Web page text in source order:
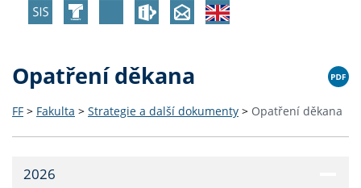
Opatření děkana
FF > Fakulta > Strategie a další dokumenty > Opatření děkana
2026